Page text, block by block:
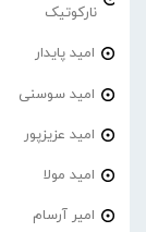
نارکوتیک
امید پایدار
امید سوسنی
امید عزیزپور
امید مولا
امیر آرسام